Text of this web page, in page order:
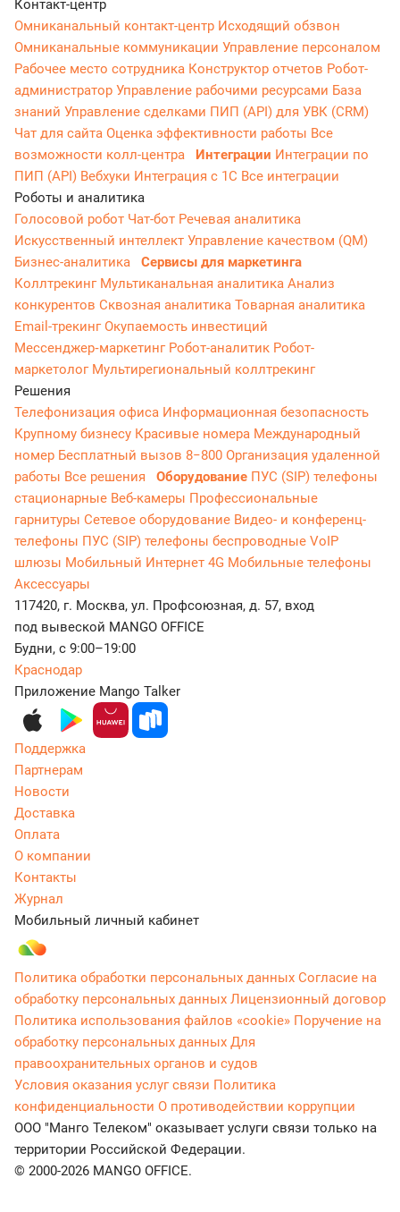
Контакт-центр
Омниканальный контакт-центр Исходящий обзвон
Омниканальные коммуникации Управление персоналом
Рабочее место сотрудника Конструктор отчетов Робот-
администратор Управление рабочими ресурсами База
знаний Управление сделками ПИП (API) для УВК (CRM)
Чат для сайта Оценка эффективности работы Все
возможности колл-центра
Интеграции Интеграции по
ПИП (API) Вебхуки Интеграция с 1С Все интеграции
Роботы и аналитика
Голосовой робот Чат-бот Речевая аналитика
Искусственный интеллект Управление качеством (QM)
Бизнес-аналитика
Сервисы для маркетинга
Коллтрекинг Мультиканальная аналитика Анализ
конкурентов Сквозная аналитика Товарная аналитика
Email-трекингОкупаемость инвестиций
Мессенджер‑маркетинг Робот-аналитик Робот-
маркетолог Мультирегиональный коллтрекинг
Решения
Телефонизация офиса Информационная безопасность
Крупному бизнесу Красивые номера Международный
номер Бесплатный вызов 8−800 Организация удаленной
работы Все решения Оборудование ПУС (SIP) телефоны
стационарные Веб-камеры Профессиональные
гарнитуры Сетевое оборудование Видео- и конференц-
телефоны ПУС (SIP) телефоны беспроводные VoIP
шлюзы Мобильный Интернет 4G Мобильные телефоны
Аксессуары
117420, г. Москва, ул. Профсоюзная, д. 57, вход
под вывеской MANGO OFFICE
Будни, с 9:00–19:00
Краснодар
Приложение Mango Talker
Поддержка
Партнерам
Новости
Доставка
Оплата
О компании
Контакты
Журнал
Мобильный личный кабинет
Политика обработки персональных данных Согласие на
обработку персональных данных Лицензионный договор
Политика использования файлов «cookie» Поручение на
обработку персональных данных Для
правоохранительных органов и судов
Условия оказания услуг связи Политика
конфиденциальности О противодействии коррупции
ООО "Манго Телеком" оказывает услуги связи только на
территории Российской Федерации.
© 2000-2026 MANGO OFFICE.